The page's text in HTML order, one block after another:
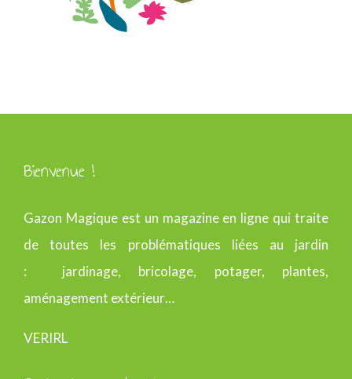
Bienvenue !
Gazon Magique est un magazine en ligne qui traite
de toutes les problématiques liées au jardin
: jardinage, bricolage, potager, plantes,
aménagement extérieur…
VERIRL